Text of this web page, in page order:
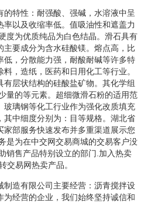
的特性：耐强酸、强碱，水溶液中呈
以及收缩率低。值吸油性和遮盖力
度为优质纯品为白色结晶。滑石具有
要成分为含水硅酸镁。熔点高，比
低，分散能力强，耐酸耐碱等许多特
，造纸，医药和日用化工等行业。
层状结构的硅酸盐矿物。其化学组
量的等元素。超细微滑石粉的适用范
玻璃钢等化工行业作为强化改质填充
其中细度分别为：目等规格。湖北省
部服务快速发布并多重渠道展示您
是为在中交网交易商城的交易客户没
销售产品特别设立的部门.加入热卖
交易网热卖产品。
制造有限公司主要经营：沥青搅拌设
经营的企业，我们始终坚持诚信和